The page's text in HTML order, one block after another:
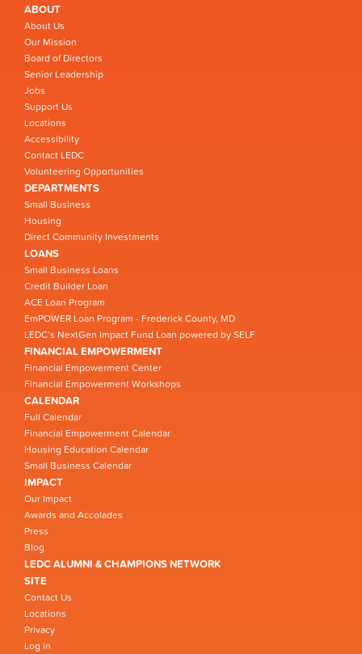
ABOUT
About Us
Our Mission
Board of Directors
Senior Leadership
Jobs
Support Us
Locations
Accessibility
Contact LEDC
Volunteering Opportunities
DEPARTMENTS
Small Business
Housing
Direct Community Investments
LOANS
Small Business Loans
Credit Builder Loan
ACE Loan Program
EmPOWER Loan Program - Frederick County, MD
LEDC’s NextGen Impact Fund Loan powered by SELF
FINANCIAL EMPOWERMENT
Financial Empowerment Center
Financial Empowerment Workshops
CALENDAR
Full Calendar
Financial Empowerment Calendar
Housing Education Calendar
Small Business Calendar
IMPACT
Our Impact
Awards and Accolades
Press
Blog
LEDC ALUMNI & CHAMPIONS NETWORK
SITE
Contact Us
Locations
Privacy
Log in